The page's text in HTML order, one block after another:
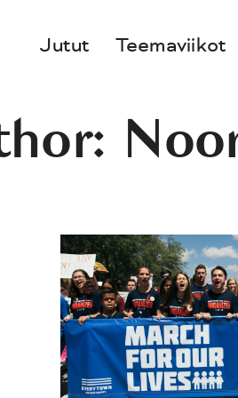
Jutut Teemaviikot